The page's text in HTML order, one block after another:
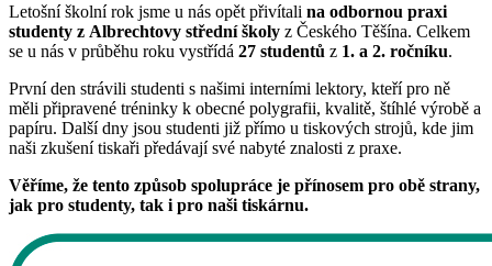
Letošní školní rok jsme u nás opět přivítali na odbornou praxi
studenty z Albrechtovy střední školy z Českého Těšína. Celkem
se u nás v průběhu roku vystřídá 27 studentů z 1. a 2. ročníku.
První den strávili studenti s našimi interními lektory, kteří pro ně
měli připravené tréninky k obecné polygrafii, kvalitě, štíhlé výrobě a
papíru. Další dny jsou studenti již přímo u tiskových strojů, kde jim
naši zkušení tiskaři předávají své nabyté znalosti z praxe.
Věříme, že tento způsob spolupráce je přínosem pro obě strany,
jak pro studenty, tak i pro naši tiskárnu.